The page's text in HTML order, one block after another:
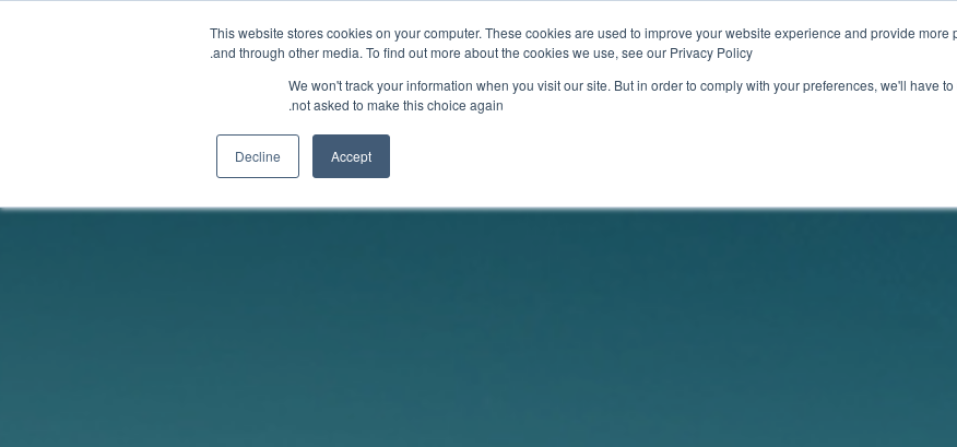
This website stores cookies on your computer. These cookies are used to improve your website experience and provide
and through other media. To find out more about the cookies we use, see our Privacy Policy.
We won't track your information when you visit our site. But in order to comply with your preferences, we'll have
not asked to make this choice again.
Accept
Decline